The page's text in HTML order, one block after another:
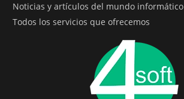
Noticias y artículos del mundo informático
Todos los servicios que ofrecemos